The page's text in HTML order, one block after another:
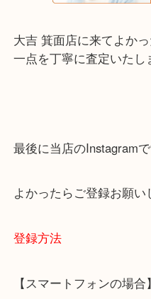
箕面市・池田市・吹田